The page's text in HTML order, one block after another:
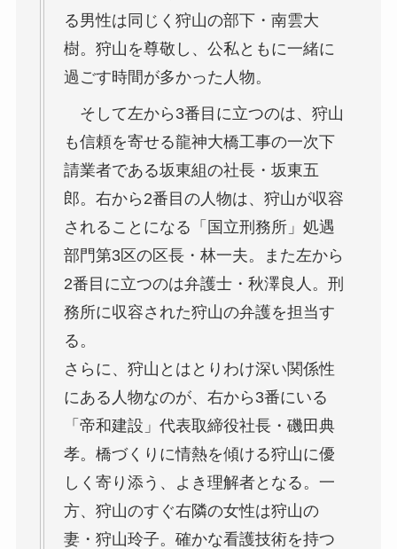
る男性は同じく狩山の部下・南雲大
樹。狩山を尊敬し、公私ともに一緒に
過ごす時間が多かった人物。
そして左から3番目に立つのは、狩山
も信頼を寄せる龍神大橋工事の一次下
請業者である坂東組の社長・坂東五
郎。右から2番目の人物は、狩山が収容
されることになる「国立刑務所」処遇
部門第3区の区長・林一夫。また左から
2番目に立つのは弁護士・秋澤良人。刑
務所に収容された狩山の弁護を担当す
る。
さらに、狩山とはとりわけ深い関係性
にある人物なのが、右から3番にいる
「帝和建設」代表取締役社長・磯田典
孝。橋づくりに情熱を傾ける狩山に優
しく寄り添う、よき理解者となる。一
方、狩山のすぐ右隣の女性は狩山の
妻・狩山玲子。確かな看護技術を持つ